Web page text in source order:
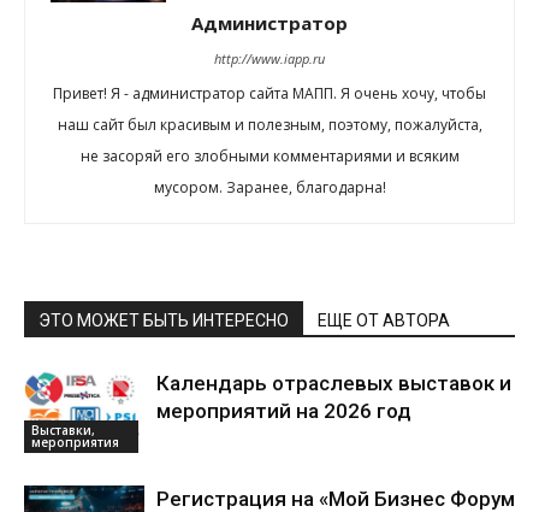
Администратор
http://www.iapp.ru
Привет! Я - администратор сайта МАПП. Я очень хочу, чтобы
наш сайт был красивым и полезным, поэтому, пожалуйста,
не засоряй его злобными комментариями и всяким
мусором. Заранее, благодарна!
ЭТО МОЖЕТ БЫТЬ ИНТЕРЕСНО ЕЩЕ ОТ АВТОРА
Выставки,
мероприятия
Календарь отраслевых выставок и
мероприятий на 2026 год
Регистрация на «Мой Бизнес Форум